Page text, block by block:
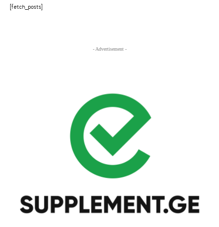
[fetch_posts]
- Advertisement -